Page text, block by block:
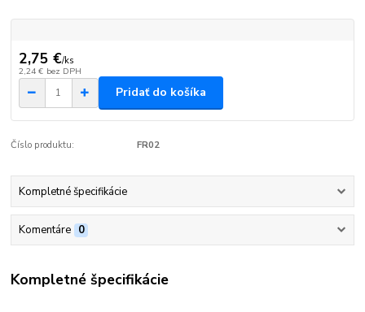
2,75 €/ks
2,24 € bez DPH
Pridať do košíka
Číslo produktu: FR02
Kompletné špecifikácie
Komentáre 0
Kompletné špecifikácie